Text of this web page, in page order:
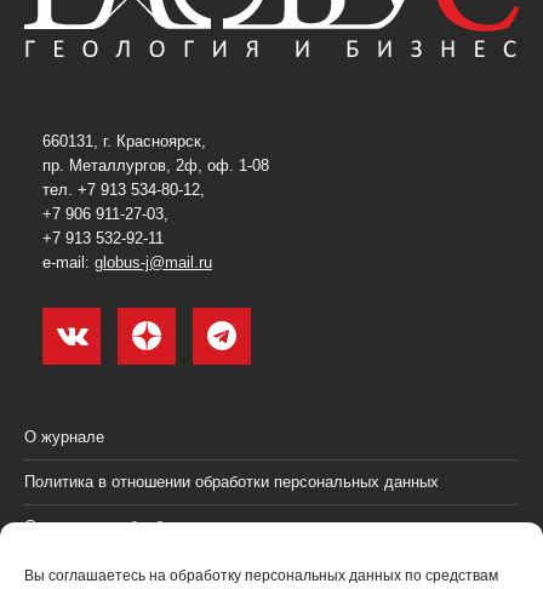
Вы соглашаетесь на обработку персональных данных по средствам
660131, г. Красноярск,
пр. Металлургов, 2ф, оф. 1-08
тел. +7 913 534-80-12,
+7 906 911-27-03,
+7 913 532-92-11
e-mail: globus-j@mail.ru
О журнале
Политика в отношении обработки персональных данных
Согласие на обработку персональных данных
Пользовательское соглашение (оферта)